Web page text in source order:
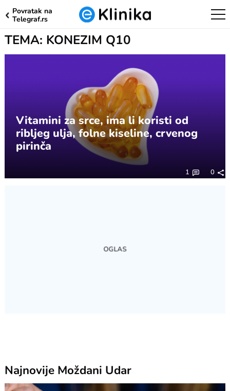
Povratak na
Telegraf.rs
TEMA: KONEZIM Q10
Vitamini za srce, ima li koristi od
ribljeg ulja, folne kiseline, crvenog
pirinča
1 0
Najnovije Moždani Udar